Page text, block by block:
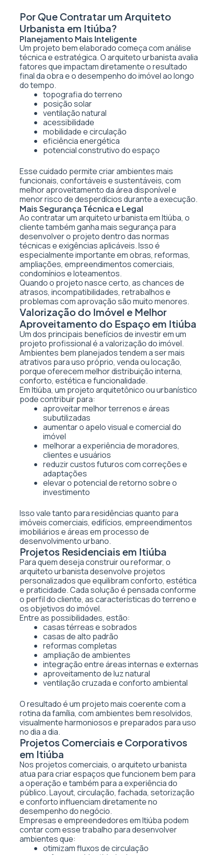
Por Que Contratar um Arquiteto
Urbanista em Itiúba?
Planejamento Mais Inteligente
Um projeto bem elaborado começa com análise
técnica e estratégica. O arquiteto urbanista avalia
fatores que impactam diretamente o resultado
final da obra e o desempenho do imóvel ao longo
do tempo.
topografia do terreno
posição solar
ventilação natural
acessibilidade
mobilidade e circulação
eficiência energética
potencial construtivo do espaço
Esse cuidado permite criar ambientes mais
funcionais, confortáveis e sustentáveis, com
melhor aproveitamento da área disponível e
menor risco de desperdícios durante a execução.
Mais Segurança Técnica e Legal
Ao contratar um arquiteto urbanista em Itiúba, o
cliente também ganha mais segurança para
desenvolver o projeto dentro das normas
técnicas e exigências aplicáveis. Isso é
especialmente importante em obras, reformas,
ampliações, empreendimentos comerciais,
condomínios e loteamentos.
Quando o projeto nasce certo, as chances de
atrasos, incompatibilidades, retrabalhos e
problemas com aprovação são muito menores.
Valorização do Imóvel e Melhor
Aproveitamento do Espaço em Itiúba
Um dos principais benefícios de investir em um
projeto profissional é a valorização do imóvel.
Ambientes bem planejados tendem a ser mais
atrativos para uso próprio, venda ou locação,
porque oferecem melhor distribuição interna,
conforto, estética e funcionalidade.
Em Itiúba, um projeto arquitetônico ou urbanístico
pode contribuir para:
aproveitar melhor terrenos e áreas
subutilizadas
aumentar o apelo visual e comercial do
imóvel
melhorar a experiência de moradores,
clientes e usuários
reduzir custos futuros com correções e
adaptações
elevar o potencial de retorno sobre o
investimento
Isso vale tanto para residências quanto para
imóveis comerciais, edifícios, empreendimentos
imobiliários e áreas em processo de
desenvolvimento urbano.
Projetos Residenciais em Itiúba
Para quem deseja construir ou reformar, o
arquiteto urbanista desenvolve projetos
personalizados que equilibram conforto, estética
e praticidade. Cada solução é pensada conforme
o perfil do cliente, as características do terreno e
os objetivos do imóvel.
Entre as possibilidades, estão:
casas térreas e sobrados
casas de alto padrão
reformas completas
ampliação de ambientes
integração entre áreas internas e externas
aproveitamento de luz natural
ventilação cruzada e conforto ambiental
O resultado é um projeto mais coerente com a
rotina da família, com ambientes bem resolvidos,
visualmente harmoniosos e preparados para uso
no dia a dia.
Projetos Comerciais e Corporativos
em Itiúba
Nos projetos comerciais, o arquiteto urbanista
atua para criar espaços que funcionem bem para
a operação e também para a experiência do
público. Layout, circulação, fachada, setorização
e conforto influenciam diretamente no
desempenho do negócio.
Empresas e empreendedores em Itiúba podem
contar com esse trabalho para desenvolver
ambientes que:
otimizam fluxos de circulação